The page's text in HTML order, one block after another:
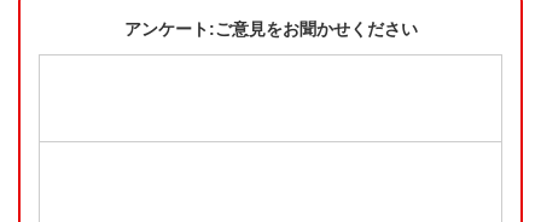
アンケート:ご意見をお聞かせください